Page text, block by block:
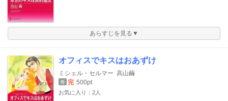
あらすじを見る▼
オフィスでキスはおあずけ
ミシェル・セルマー 高山繭
巻 完 500pt
お気に入り：2人